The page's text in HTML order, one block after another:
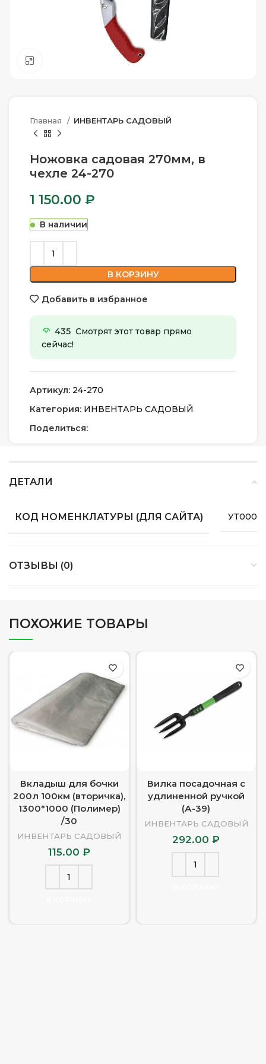
Нажмите, чтобы увеличить
Главная ИНВЕНТАРЬ САДОВЫЙ
Ножовка садовая 270мм, в
чехле 24-270
1 150.00 ₽
В наличии
В КОРЗИНУ
Добавить в избранное
435 Смотрят этот товар прямо
сейчас!
Артикул: 24-270
Категория: ИНВЕНТАРЬ САДОВЫЙ
Поделиться:
ДЕТАЛИ
КОД НОМЕНКЛАТУРЫ (ДЛЯ САЙТА)
ОТЗЫВЫ (0)
ПОХОЖИЕ ТОВАРЫ
Вкладыш для бочки
200л 100км (вторичка),
1300*1000 (Полимер)
/30
ИНВЕНТАРЬ САДОВЫЙ
115.00₽
Вилка посадочная с
удлиненной ручкой
(А-39)
ИНВЕНТАРЬ САДОВЫЙ
292.00₽